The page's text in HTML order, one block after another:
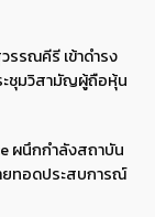
รรณคีรี เข้าดำรง
ะชุมวิสามัญผู้ถือหุ้น
ผนึกกำลังสถาบัน
ยทอดประสบการณ์